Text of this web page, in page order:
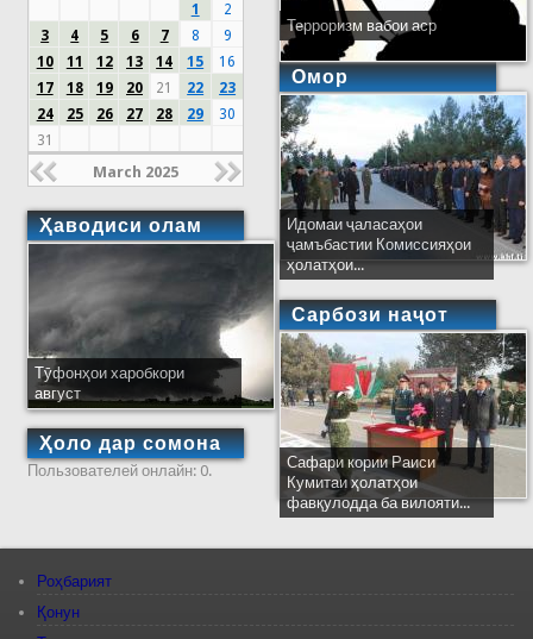
1
2
3
4 5 6 7 8
9
10
11 12 13 14 15
16
17
18 19 20 21 22
23
24
25 26 27 28 29
30
31
March 2025
Ҳаводиси олам
Тӯфонҳои харобкори
август
Ҳоло дар сомона
Пользователей онлайн: 0.
Терроризм вабои аср
Омор
Идомаи ҷаласаҳои
ҷамъбастии Комиссияҳои
ҳолатҳои...
Сарбози наҷот
Сафари кории Раиси
Кумитаи ҳолатҳои
фавқулодда ба вилояти...
Роҳбарият
Қонун